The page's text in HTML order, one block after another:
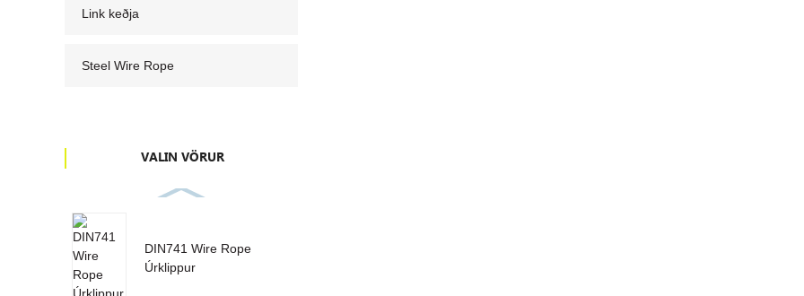
Link keðja
Steel Wire Rope
VALIN VÖRUR
DIN741 Wire Rope
Úrklippur